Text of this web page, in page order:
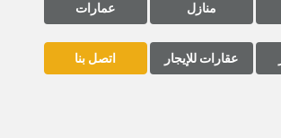
منازل عمارات
عقارات للإيجار اتصل بنا